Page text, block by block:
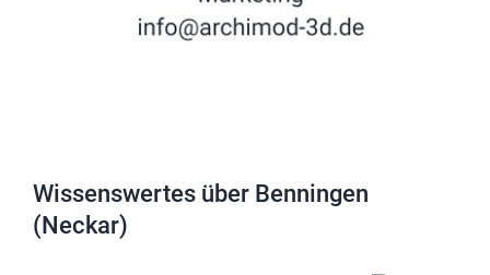
Wissenswertes über Benningen
(Neckar)